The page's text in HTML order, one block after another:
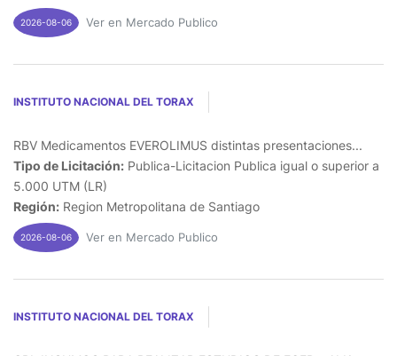
2026-08-06 Ver en Mercado Publico
INSTITUTO NACIONAL DEL TORAX
RBV Medicamentos EVEROLIMUS distintas presentaciones...
Tipo de Licitación: Publica-Licitacion Publica igual o superior a
5.000 UTM (LR)
Región: Region Metropolitana de Santiago
2026-08-06 Ver en Mercado Publico
INSTITUTO NACIONAL DEL TORAX